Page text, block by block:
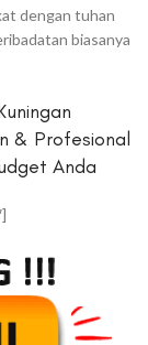
dengan tuhan
biasanya
& Profesional
Anda